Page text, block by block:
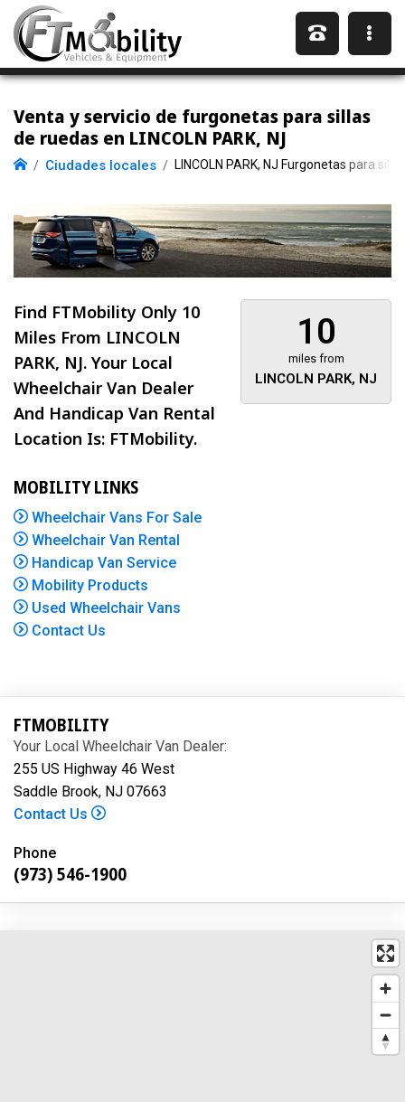
Venta y servicio de furgonetas para sillas
de ruedas en LINCOLN PARK, NJ
Ciudades locales LINCOLN PARK, NJ Furgonetas para
10
miles from
LINCOLN PARK, NJ
Find FTMobility Only 10
Miles From LINCOLN
PARK, NJ. Your Local
Wheelchair Van Dealer
And Handicap Van Rental
Location Is: FTMobility.
MOBILITY LINKS
Wheelchair Vans For Sale
Wheelchair Van Rental
Handicap Van Service
Mobility Products
Used Wheelchair Vans
Contact Us
FTMOBILITY
Your Local Wheelchair Van Dealer:
255 US Highway 46 West
Saddle Brook, NJ 07663
Contact Us
Phone
(973) 546-1900